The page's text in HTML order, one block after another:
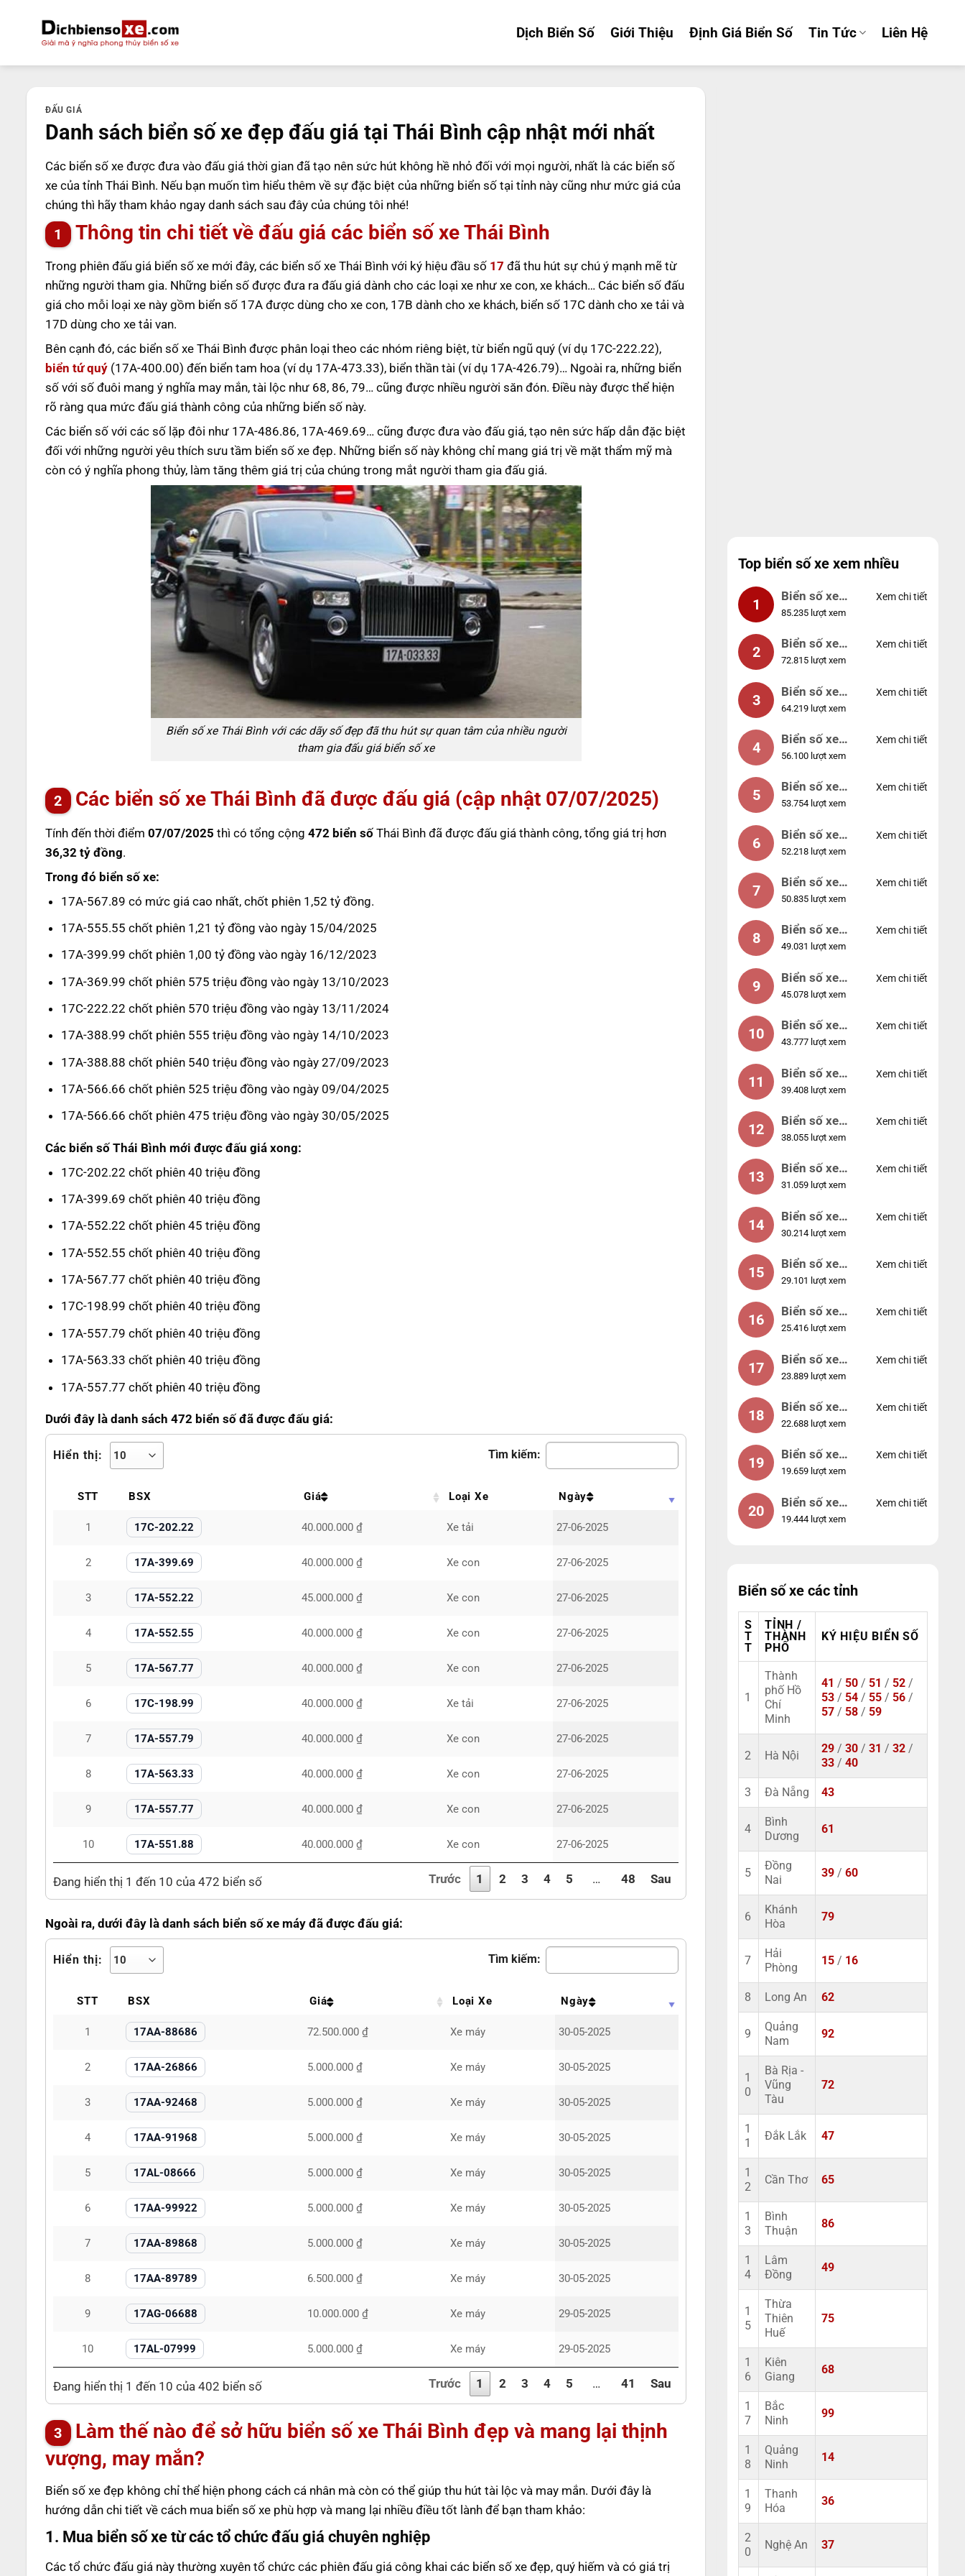
dung
Dịch Biển Số Giới Thiệu Định Giá Biển Số Tin Tức Liên Hệ
ĐẤU GIÁ
Danh sách biển số xe đẹp đấu giá tại Thái Bình cập nhật mới nhất
Các biển số xe được đưa vào đấu giá thời gian đã tạo nên sức hút không hề nhỏ đối với mọi người, nhất là các biển số
xe của tỉnh Thái Bình. Nếu bạn muốn tìm hiểu thêm về sự đặc biệt của những biển số tại tỉnh này cũng như mức giá của
chúng thì hãy tham khảo ngay danh sách sau đây của chúng tôi nhé!
Thông tin chi tiết về đấu giá các biển số xe Thái Bình
Trong phiên đấu giá biển số xe mới đây, các biển số xe Thái Bình với ký hiệu đầu số 17 đã thu hút sự chú ý mạnh mẽ từ
những người tham gia. Những biển số được đưa ra đấu giá dành cho các loại xe như xe con, xe khách… Các biển số đấu
giá cho mỗi loại xe này gồm biển số 17A được dùng cho xe con, 17B dành cho xe khách, biển số 17C dành cho xe tải và
17D dùng cho xe tải van.
Bên cạnh đó, các biển số xe Thái Bình được phân loại theo các nhóm riêng biệt, từ biển ngũ quý (ví dụ 17C-222.22),
biển tứ quý(17A-400.00) đến biển tam hoa (ví dụ 17A-473.33), biển thần tài (ví dụ 17A-426.79)… Ngoài ra, những biển
số với số đuôi mang ý nghĩa may mắn, tài lộc như 68, 86, 79… cũng được nhiều người săn đón. Điều này được thể hiện
rõ ràng qua mức đấu giá thành công của những biển số này.
Các biển số với các số lặp đôi như 17A-486.86, 17A-469.69… cũng được đưa vào đấu giá, tạo nên sức hấp dẫn đặc biệt
đối với những người yêu thích sưu tầm biển số xe đẹp. Những biển số này không chỉ mang giá trị về mặt thẩm mỹ mà
còn có ý nghĩa phong thủy, làm tăng thêm giá trị của chúng trong mắt người tham gia đấu giá.
Biển số xe Thái Bình với các dãy số đẹp đã thu hút sự quan tâm của nhiều người
tham gia đấu giá biển số xe
Các biển số xe Thái Bình đã được đấu giá (cập nhật 07/07/2025)
Tính đến thời điểm 07/07/2025 thì có tổng cộng 472 biển sốThái Bình đã được đấu giá thành công, tổng giá trị hơn
36,32 tỷ đồng.
Trong đó biển số xe:
17A-567.89 có mức giá cao nhất, chốt phiên 1,52 tỷ đồng.
17A-555.55 chốt phiên 1,21 tỷ đồng vào ngày 15/04/2025
17A-399.99 chốt phiên 1,00 tỷ đồng vào ngày 16/12/2023
17A-369.99 chốt phiên 575 triệu đồng vào ngày 13/10/2023
17C-222.22 chốt phiên 570 triệu đồng vào ngày 13/11/2024
17A-388.99 chốt phiên 555 triệu đồng vào ngày 14/10/2023
17A-388.88 chốt phiên 540 triệu đồng vào ngày 27/09/2023
17A-566.66 chốt phiên 525 triệu đồng vào ngày 09/04/2025
17A-566.66 chốt phiên 475 triệu đồng vào ngày 30/05/2025
Các biển số Thái Bình mới được đấu giá xong:
17C-202.22 chốt phiên 40 triệu đồng
17A-399.69 chốt phiên 40 triệu đồng
17A-552.22 chốt phiên 45 triệu đồng
17A-552.55 chốt phiên 40 triệu đồng
17A-567.77 chốt phiên 40 triệu đồng
17C-198.99 chốt phiên 40 triệu đồng
17A-557.79 chốt phiên 40 triệu đồng
17A-563.33 chốt phiên 40 triệu đồng
17A-557.77 chốt phiên 40 triệu đồng
Dưới đây là danh sách 472 biển số đã được đấu giá:
Hiển thị: Tìm kiếm:
STT BSX Giá Loại Xe Ngày
1 17C-202.22 40.000.000 ₫ Xe tải 27-06-2025
2 17A-399.69 40.000.000 ₫ Xe con 27-06-2025
3 17A-552.22 45.000.000 ₫ Xe con 27-06-2025
4 17A-552.55 40.000.000 ₫ Xe con 27-06-2025
5 17A-567.77 40.000.000 ₫ Xe con 27-06-2025
6 17C-198.99 40.000.000 ₫ Xe tải 27-06-2025
7 17A-557.79 40.000.000 ₫ Xe con 27-06-2025
8 17A-563.33 40.000.000 ₫ Xe con 27-06-2025
9 17A-557.77 40.000.000 ₫ Xe con 27-06-2025
10 17A-551.88 40.000.000 ₫ Xe con 27-06-2025
Đang hiển thị 1 đến 10 của 472 biển số Trước 1 2 3 4 5 … 48 Sau
Ngoài ra, dưới đây là danh sách biển số xe máy đã được đấu giá:
Hiển thị: Tìm kiếm:
STT BSX Giá Loại Xe Ngày
1 17AA-88686 72.500.000 ₫ Xe máy 30-05-2025
2 17AA-26866 5.000.000 ₫ Xe máy 30-05-2025
3 17AA-92468 5.000.000 ₫ Xe máy 30-05-2025
4 17AA-91968 5.000.000 ₫ Xe máy 30-05-2025
5 17AL-08666 5.000.000 ₫ Xe máy 30-05-2025
6 17AA-99922 5.000.000 ₫ Xe máy 30-05-2025
7 17AA-89868 5.000.000 ₫ Xe máy 30-05-2025
8 17AA-89789 6.500.000 ₫ Xe máy 30-05-2025
9 17AG-06688 10.000.000 ₫ Xe máy 29-05-2025
10 17AL-07999 5.000.000 ₫ Xe máy 29-05-2025
Đang hiển thị 1 đến 10 của 402 biển số Trước 1 2 3 4 5 … 41 Sau
Làm thế nào để sở hữu biển số xe Thái Bình đẹp và mang lại thịnh
vượng, may mắn?
Biển số xe đẹp không chỉ thể hiện phong cách cá nhân mà còn có thể giúp thu hút tài lộc và may mắn. Dưới đây là
hướng dẫn chi tiết về cách mua biển số xe phù hợp và mang lại nhiều điều tốt lành để bạn tham khảo:
1. Mua biển số xe từ các tổ chức đấu giá chuyên nghiệp
Các tổ chức đấu giá này thường xuyên tổ chức các phiên đấu giá công khai các biển số xe đẹp, quý hiếm và có giá trị
Top biển số xe xem nhiều
1
Biển số xe
99999
85.235 lượt xem
Xem chi tiết
2
Biển số xe
04953
72.815 lượt xem
Xem chi tiết
3
Biển số xe
88888
64.219 lượt xem
Xem chi tiết
4
Biển số xe
12345
56.100 lượt xem
Xem chi tiết
5
Biển số xe
66666
53.754 lượt xem
Xem chi tiết
6
Biển số xe
11111
52.218 lượt xem
Xem chi tiết
7
Biển số xe
44444
50.835 lượt xem
Xem chi tiết
8
Biển số xe
77777
49.031 lượt xem
Xem chi tiết
9
Biển số xe
55555
45.078 lượt xem
Xem chi tiết
10
Biển số xe
56789
43.777 lượt xem
Xem chi tiết
11
Biển số xe
01234
39.408 lượt xem
Xem chi tiết
12
Biển số xe
33333
38.055 lượt xem
Xem chi tiết
13
Biển số xe
22222
31.059 lượt xem
Xem chi tiết
14
Biển số xe
14953
30.214 lượt xem
Xem chi tiết
15
Biển số xe
24953
29.101 lượt xem
Xem chi tiết
16
Biển số xe
49053
25.416 lượt xem
Xem chi tiết
17
Biển số xe
44953
23.889 lượt xem
Xem chi tiết
18
Biển số xe
74953
22.688 lượt xem
Xem chi tiết
19
Biển số xe
99998
19.659 lượt xem
Xem chi tiết
20
Biển số xe
25525
19.444 lượt xem
Xem chi tiết
Biển số xe các tỉnh
S
T
T
TỈNH /
THÀNH
PHỐ
KÝ HIỆU BIỂN SỐ
1
Thành
phố Hồ
Chí
Minh
41 / 50 / 51 / 52 /
53 / 54 / 55 / 56 /
57 / 58 / 59
2 Hà Nội
29 / 30 / 31 / 32 /
33 / 40
3 Đà Nẵng 43
4
Bình
Dương
61
5
Đồng
Nai
39 / 60
6
Khánh
Hòa
79
7
Hải
Phòng
15 / 16
8 Long An 62
9
Quảng
Nam
92
1
0
Bà Rịa -
Vũng
Tàu
72
1
1
Đắk Lắk 47
1
2
Cần Thơ 65
1
3
Bình
Thuận
86
1
4
Lâm
Đồng
49
1
5
Thừa
Thiên
Huế
75
1
6
Kiên
Giang
68
1
7
Bắc
Ninh
99
1
8
Quảng
Ninh
14
1
9
Thanh
Hóa
36
2
0
Nghệ An 37